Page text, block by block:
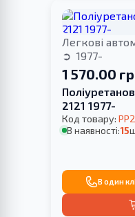
Легкові
1977-
1 570.00
2121 1977-
Код товару:
В наявності:15
В один